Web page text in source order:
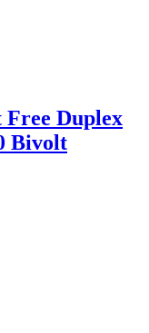
Duplex
Bivolt